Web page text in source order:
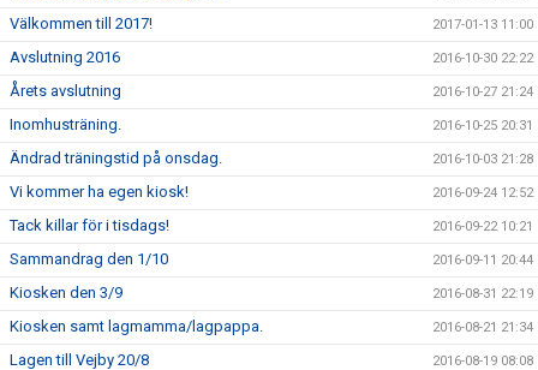
Välkommen till 2017! 2017-01-13 11:00
Avslutning 2016 2016-10-30 22:22
Årets avslutning 2016-10-27 21:24
Inomhusträning. 2016-10-25 20:31
Ändrad träningstid på onsdag. 2016-10-03 21:28
Vi kommer ha egen kiosk! 2016-09-24 12:52
Tack killar för i tisdags! 2016-09-22 10:21
Sammandrag den 1/10 2016-09-11 20:44
Kiosken den 3/9 2016-08-31 22:19
Kiosken samt lagmamma/lagpappa. 2016-08-21 21:34
Lagen till Vejby 20/8 2016-08-19 08:08